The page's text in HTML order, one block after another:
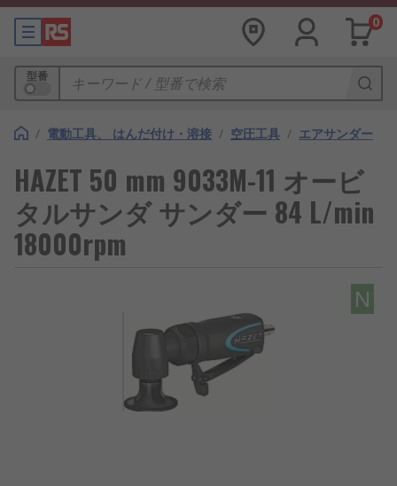
0
型番
/ 電動工具、 はんだ付け・溶接 / 空圧工具 / エアサンダー
HAZET 50 mm 9033M-11 オービ
タルサンダ サンダー 84 L/min
18000rpm
N